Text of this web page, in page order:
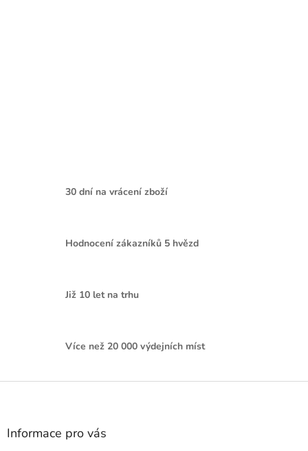
30 dní na vrácení zboží
Hodnocení zákazníků 5 hvězd
Již 10 let na trhu
Více než 20 000 výdejních míst
Z
Informace pro vás